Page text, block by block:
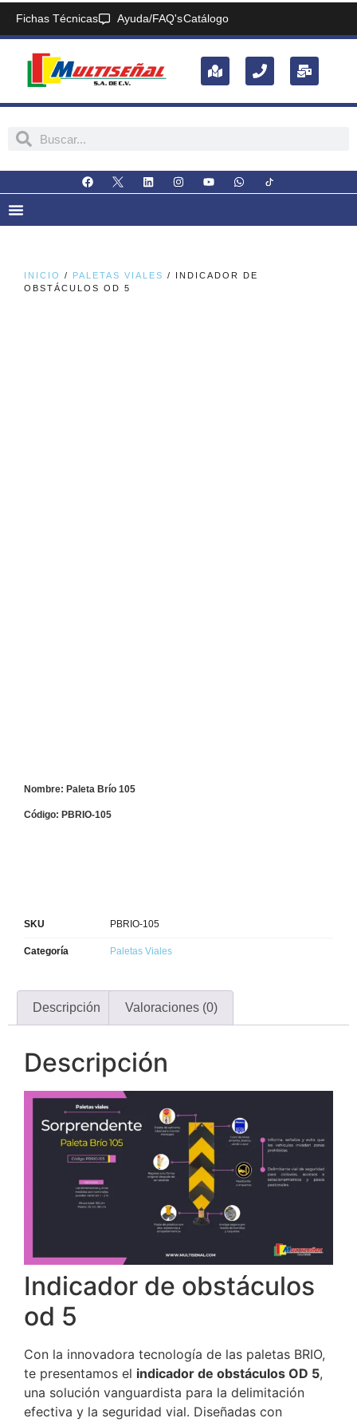
Fichas Técnicas Ayuda/FAQ'sCatálogo
INICIO / PALETAS VIALES / INDICADOR DE
OBSTÁCULOS OD 5
Nombre: Paleta Brío 105
Código: PBRIO-105
SKU PBRIO-105
Categoría Paletas Viales
Descripción Valoraciones (0)
Descripción
Indicador de obstáculos
od 5
Con la innovadora tecnología de las paletas BRIO,
te presentamos el indicador de obstáculos OD 5,
una solución vanguardista para la delimitación
efectiva y la seguridad vial. Diseñadas con